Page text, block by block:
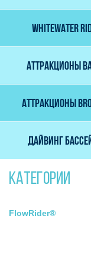
WhiteWater
АТТРАКЦИОНЫ
Аттракционы
Дайвинг
Категории
FlowRider®